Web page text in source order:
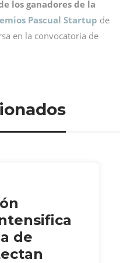
los ganadores de la
Pascual Startup de
en la convocatoria de
de